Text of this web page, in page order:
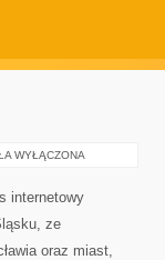
WYŁĄCZONA
internetowy
ze
oraz miast,